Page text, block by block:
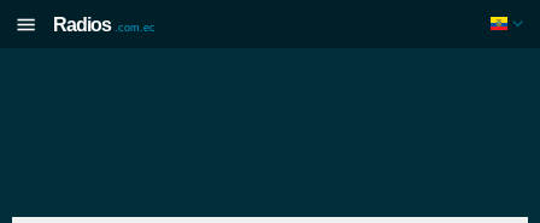
Radios .com.ec